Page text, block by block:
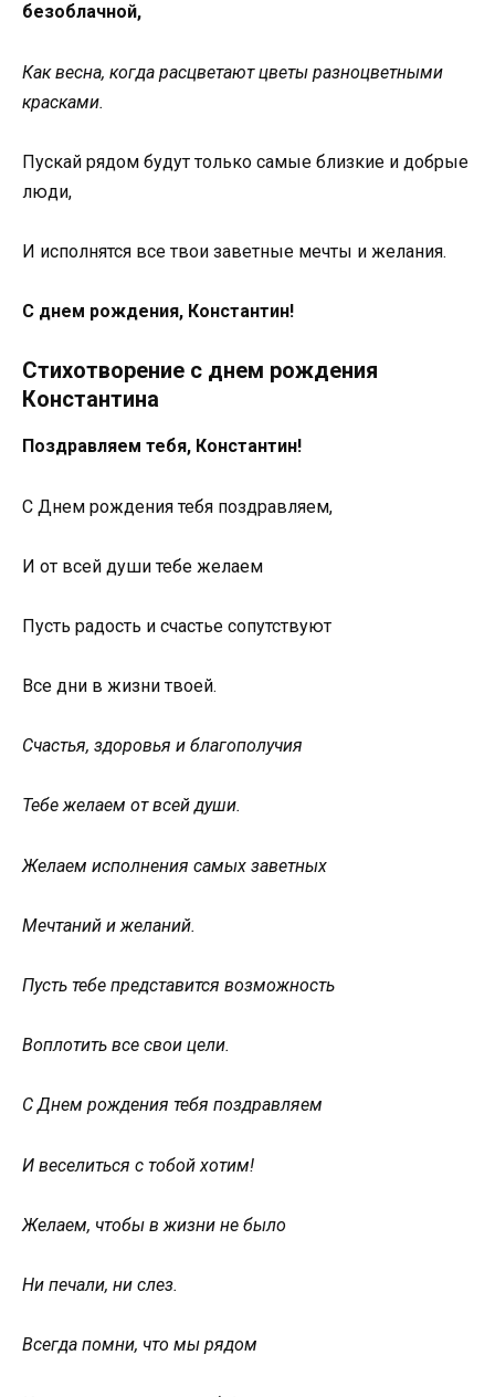
безоблачной,
Как весна, когда расцветают цветы разноцветными
красками.
Пускай рядом будут только самые близкие и добрые
люди,
И исполнятся все твои заветные мечты и желания.
С днем рождения, Константин!
Стихотворение с днем рождения
Константина
Поздравляем тебя, Константин!
С Днем рождения тебя поздравляем,
И от всей души тебе желаем
Пусть радость и счастье сопутствуют
Все дни в жизни твоей.
Счастья, здоровья и благополучия
Тебе желаем от всей души.
Желаем исполнения самых заветных
Мечтаний и желаний.
Пусть тебе представится возможность
Воплотить все свои цели.
С Днем рождения тебя поздравляем
И веселиться с тобой хотим!
Желаем, чтобы в жизни не было
Ни печали, ни слез.
Всегда помни, что мы рядом